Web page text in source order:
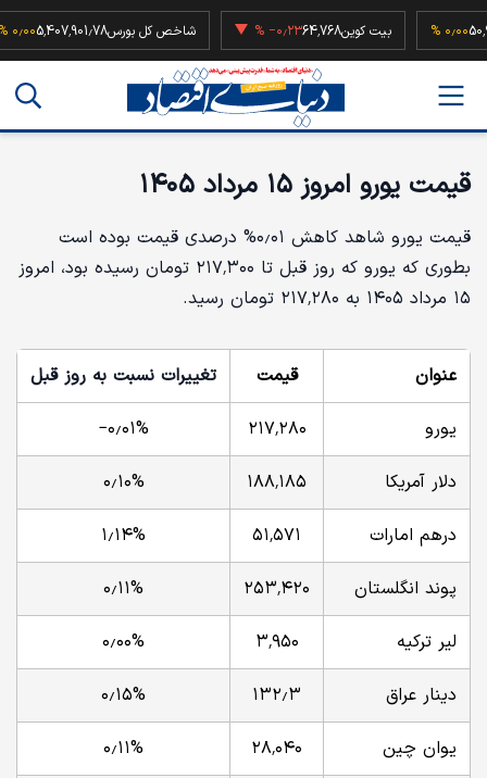
50,991 بیت کوین64,768‎−۰٫۲۳ % شاخص کل بورس
قیمت یورو امروز ۱۵ مرداد ۱۴۰۵
قیمت یورو شاهد کاهش ۰٫۰۱% درصدی قیمت بوده است
بطوری که یورو که روز قبل تا ۲۱۷٬۳۰۰ تومان رسیده بود، امروز
۱۵ مرداد ۱۴۰۵ به ۲۱۷٬۲۸۰ تومان رسید.
عنوان قیمت تغییرات نسبت به روز قبل
یورو ۲۱۷٬۲۸۰ ‎−۰٫۰۱%
دلار آمریکا ۱۸۸٬۱۸۵ ۰٫۱۰%
درهم امارات ۵۱٬۵۷۱ ۱٫۱۴%
پوند انگلستان ۲۵۳٬۴۲۰ ۰٫۱۱%
لیر ترکیه ۳٬۹۵۰ ۰٫۰۰%
دینار عراق ۱۳۲٫۳ ۰٫۱۵%
یوان چین ۲۸٬۰۴۰ ۰٫۱۱%